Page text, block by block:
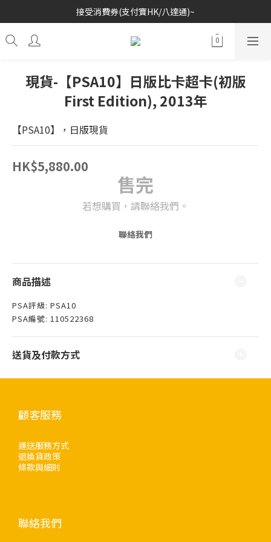
歡迎各位玩具收藏家~
接受消費券(支付寶HK/八達通)~
歡迎各位玩具收藏家~
現貨-【PSA10】日版比卡超卡(初版
First Edition), 2013年
【PSA10】，日版現貨
HK$5,880.00
售完
若想購買，請聯絡我們。
聯絡我們
商品描述
PSA評級: PSA10
PSA編號: 110522368
送貨及付款方式
顧客服務
運送服務方式
退換貨政策
條款與細則
聯絡我們